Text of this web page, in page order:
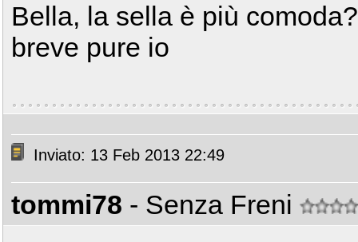
Bella, la sella è più
breve pure io
Inviato: 13 Feb 2013 22:49
tommi78 - Senza Freni